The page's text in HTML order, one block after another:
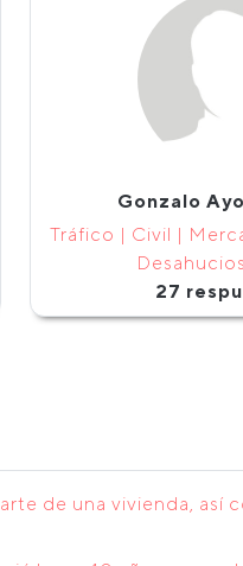
Gonzalo
Tráfico | Civil |
27
de una vivienda, así